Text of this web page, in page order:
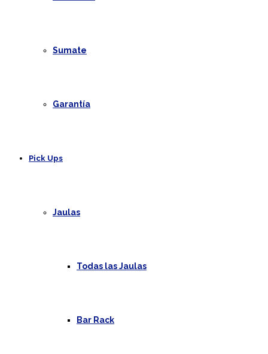
Sumate
Garantía
Pick Ups
Jaulas
Todas las Jaulas
Bar Rack